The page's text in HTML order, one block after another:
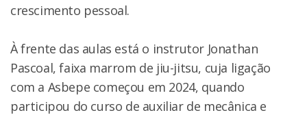
crescimento pessoal.
À frente das aulas está o instrutor Jonathan
Pascoal, faixa marrom de jiu-jitsu, cuja ligação
com a Asbepe começou em 2024, quando
participou do curso de auxiliar de mecânica e